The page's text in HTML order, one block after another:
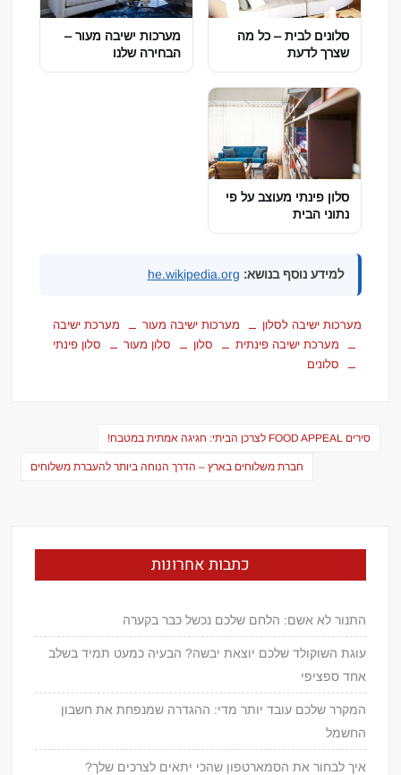
סלונים לבית – כל מה
שצרך לדעת
מערכות ישיבה מעור –
הבחירה שלנו
סלון פינתי מעוצב על פי
נתוני הבית
למידע נוסף בנושא: he.wikipedia.org
מערכות ישיבה לסלון מערכות ישיבה מעור
מערכת ישיבה
מערכת ישיבה פינתית
סלון סלון מעור
סלון פינתי
סלונים
ניווט
סירים FOOD APPEAL לצרכן הביתי: חגיגה אמתית במטבח!
חברת משלוחים בארץ – הדרך הנוחה ביותר להעברת משלוחים
כתבות אחרונות
התנור לא אשם: הלחם שלכם נכשל כבר בקערה
עוגת השוקולד שלכם יוצאת יבשה? הבעיה כמעט תמיד בשלב
אחד ספציפי
המקרר שלכם עובד יותר מדי: ההגדרה שמנפחת את חשבון
החשמל
איך לבחור את הסמארטפון שהכי יתאים לצרכים שלך?